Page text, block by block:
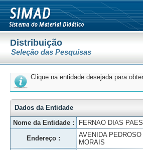
Distribuição
Seleção das Pesquisas
Clique na entidade desejada para
Dados da Entidade
Nome da Entidade :
FERNAO DIAS PAES
Endereço :
AVENIDA PEDROSO
MORAIS